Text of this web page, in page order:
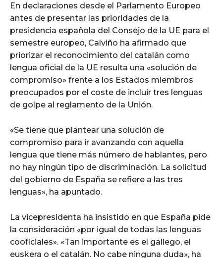
En declaraciones desde el Parlamento Europeo
antes de presentar las prioridades de la
presidencia española del Consejo de la UE para el
semestre europeo, Calviño ha afirmado que
priorizar el reconocimiento del catalán como
lengua oficial de la UE resulta una «solución de
compromiso» frente a los Estados miembros
preocupados por el coste de incluir tres lenguas
de golpe al reglamento de la Unión.
«Se tiene que plantear una solución de
compromiso para ir avanzando con aquella
lengua que tiene más número de hablantes, pero
no hay ningún tipo de discriminación. La solicitud
del gobierno de España se refiere a las tres
lenguas», ha apuntado.
La vicepresidenta ha insistido en que España pide
la consideración «por igual de todas las lenguas
cooficiales». «Tan importante es el gallego, el
euskera o el catalán. No cabe ninguna duda», ha